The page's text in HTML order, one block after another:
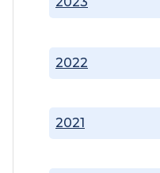
2021
2022